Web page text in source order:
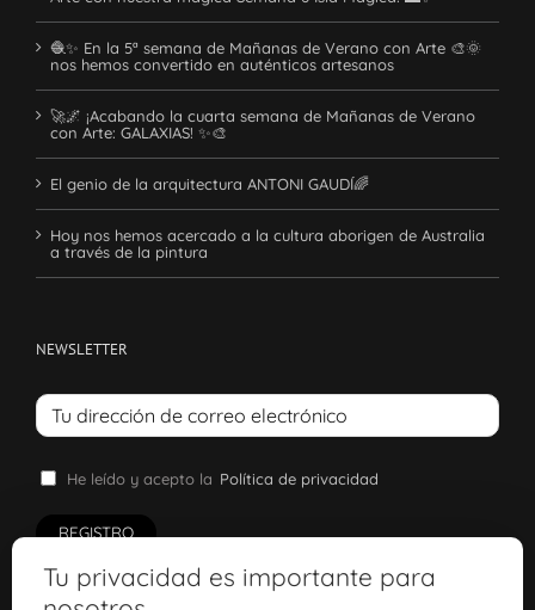
🧶✨ En la 5ª semana de Mañanas de Verano con Arte 🎨🌞
nos hemos convertido en auténticos artesanos
🚀🌌 ¡Acabando la cuarta semana de Mañanas de Verano
con Arte: GALAXIAS! ✨🎨
El genio de la arquitectura ANTONI GAUDÍ🌈
Hoy nos hemos acercado a la cultura aborigen de Australia
a través de la pintura
NEWSLETTER
He leído y acepto la Política de privacidad
Tu privacidad es importante para